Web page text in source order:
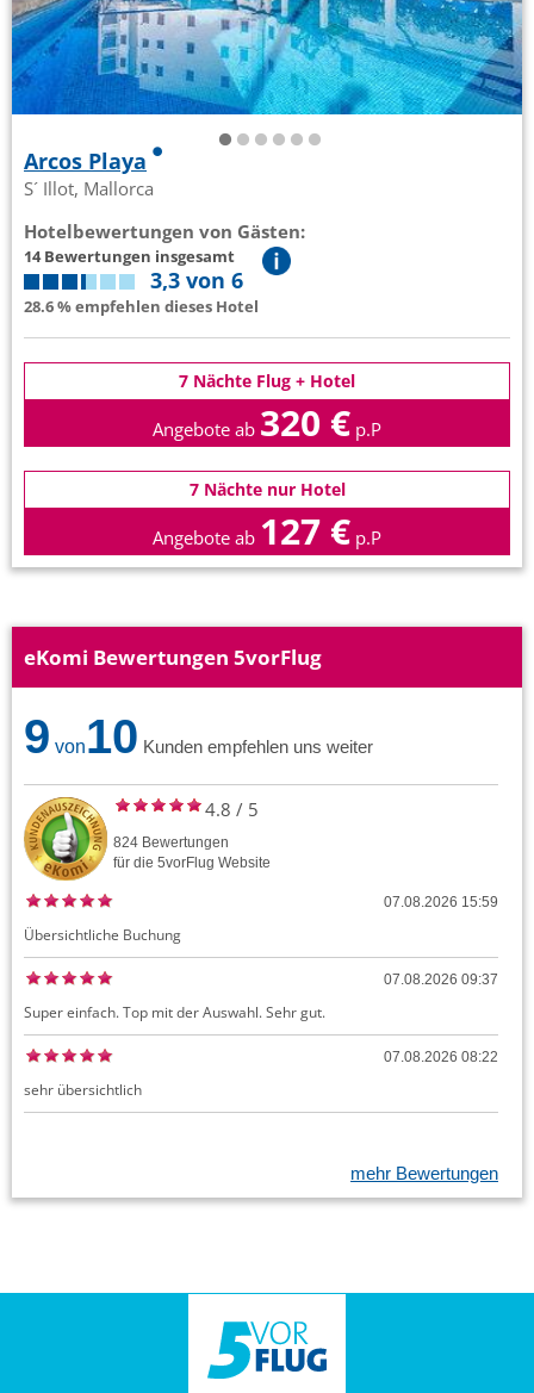
Arcos Playa
S´ Illot, Mallorca
Hotelbewertungen von Gästen:
14 Bewertungen insgesamt
3,3 von 6
28.6 % empfehlen dieses Hotel
7 Nächte Flug + Hotel
Angebote ab 320 € p.P
7 Nächte nur Hotel
Angebote ab 127 € p.P
eKomi Bewertungen 5vorFlug
9 von10 Kunden empfehlen uns weiter
4.8 / 5
824 Bewertungen
für die 5vorFlug Website
07.08.2026 15:59
Übersichtliche Buchung
07.08.2026 09:37
Super einfach. Top mit der Auswahl. Sehr gut.
07.08.2026 08:22
sehr übersichtlich
mehr Bewertungen